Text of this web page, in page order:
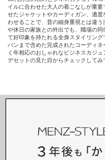
イルに合わせた大人の着こなしが重
せたジャケットやカーディガン、適
わせることで、昔の細身重視とは違
や休日の家族との外出でも、職場の
て好印象を持たれる全身スタイリン
バンまで含めた完成されたコーディ
く年相応のおしゃれなビジネスカジ
デセットの見た目からチェックしてみ